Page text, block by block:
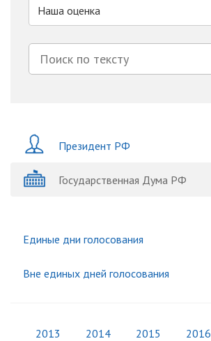
Наша оценка
Президент РФ
Государственная Дума РФ
Единые дни голосования
Вне единых дней голосования
2013 2014 2015 2016